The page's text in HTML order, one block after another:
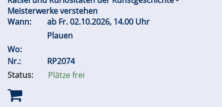
Meisterwerke verstehen
Wann:
ab Fr.02.10.2026, 14.00 Uhr
Plauen
Wo:
Nr.:
RP2074
Status:
Plätze frei